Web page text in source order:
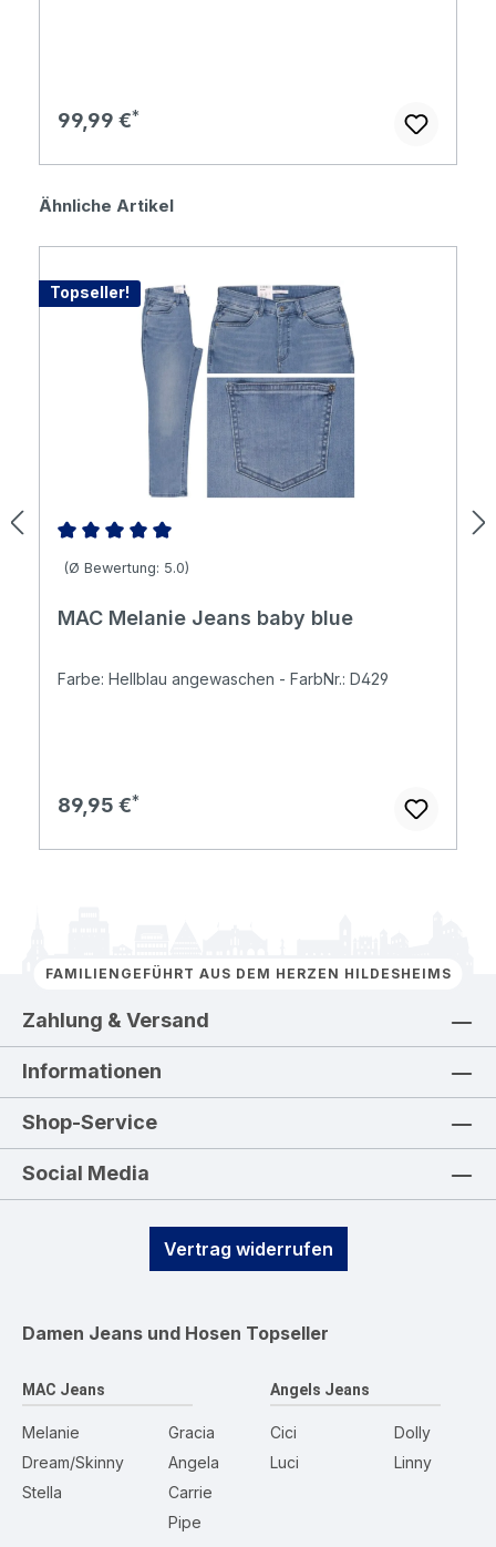
Regulärer Preis:
99,99 €
Produktgalerie überspringen
Ähnliche Artikel
Topseller!
Durchschnittliche Bewertung von 5 von 5 Sternen
(Ø Bewertung: 5.0)
MAC Melanie Jeans baby blue
Farbe: Hellblau angewaschen - FarbNr.: D429
Regulärer Preis:
89,95 €
FAMILIENGEFÜHRT AUS DEM HERZEN HILDESHEIMS
Zahlung & Versand
Informationen
Shop-Service
Social Media
Vertrag widerrufen
Damen Jeans und Hosen Topseller
MAC Jeans
Melanie
Dream/Skinny
Stella
Gracia
Angela
Carrie
Pipe
Angels Jeans
Cici
Luci
Dolly
Linny